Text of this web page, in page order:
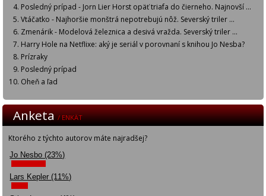
Posledný prípad - Jorn Lier Horst opäť triafa do čierneho. Najnovší ...
Vtáčatko - Najhoršie monštrá nepotrebujú nôž. Severský triler ...
Zmenárik - Modelová železnica a desivá vražda. Severský triler ...
Harry Hole na Netflixe: aký je seriál v porovnaní s knihou Jo Nesba?
Prízraky
Posledný prípad
Oheň a ľad
Anketa/ ENKÄT
Ktorého z týchto autorov máte najradšej?
Jo Nesbo (23%)
Lars Kepler (11%)